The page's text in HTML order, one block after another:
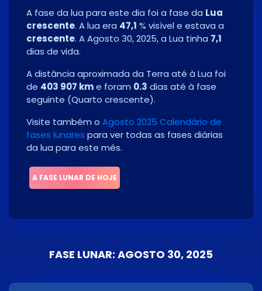
A fase da lua para este dia foi a fase da Lua
crescente. A lua era 47,1 % visível e estava a
crescente. AAgosto 30, 2025, a Lua tinha 7,1
dias de vida.
A distância aproximada da Terra até à Lua foi
de 403 907 kme foram 0.3 dias até à fase
seguinte (Quarto crescente).
Visite também o Agosto 2025 Calendário de
fases lunares para ver todas as fases diárias
da lua para este mês.
A FASE LUNAR DE HOJE
FASE LUNAR: AGOSTO 30, 2025